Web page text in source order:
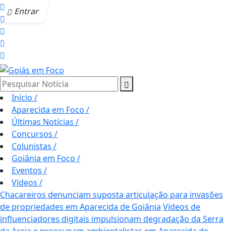
Entrar
Pesquisar Notícia
Início /
Aparecida em Foco /
Últimas Notícias /
Concursos /
Colunistas /
Goiânia em Foco /
Eventos /
Vídeos /
Chacareiros denunciam suposta articulação para invasões
de propriedades em Aparecida de Goiânia Vídeos de
influenciadores digitais impulsionam degradação da Serra